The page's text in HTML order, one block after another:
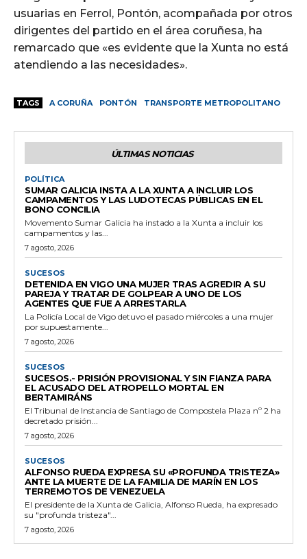
usuarias en Ferrol, Pontón, acompañada por otros
dirigentes del partido en el área coruñesa, ha
remarcado que «es evidente que la Xunta no está
atendiendo a las necesidades».
TAGS A CORUÑA PONTÓN TRANSPORTE METROPOLITANO
ÚLTIMAS NOTICIAS
POLÍTICA
SUMAR GALICIA INSTA A LA XUNTA A INCLUIR LOS
CAMPAMENTOS Y LAS LUDOTECAS PÚBLICAS EN EL
BONO CONCILIA
Movemento Sumar Galicia ha instado a la Xunta a incluir los
campamentos y las...
7 agosto, 2026
SUCESOS
DETENIDA EN VIGO UNA MUJER TRAS AGREDIR A SU
PAREJA Y TRATAR DE GOLPEAR A UNO DE LOS
AGENTES QUE FUE A ARRESTARLA
La Policía Local de Vigo detuvo el pasado miércoles a una mujer
por supuestamente...
7 agosto, 2026
SUCESOS
SUCESOS.- PRISIÓN PROVISIONAL Y SIN FIANZA PARA
EL ACUSADO DEL ATROPELLO MORTAL EN
BERTAMIRÁNS
El Tribunal de Instancia de Santiago de Compostela Plaza nº 2 ha
decretado prisión...
7 agosto, 2026
SUCESOS
ALFONSO RUEDA EXPRESA SU «PROFUNDA TRISTEZA»
ANTE LA MUERTE DE LA FAMILIA DE MARÍN EN LOS
TERREMOTOS DE VENEZUELA
El presidente de la Xunta de Galicia, Alfonso Rueda, ha expresado
su "profunda tristeza"...
7 agosto, 2026